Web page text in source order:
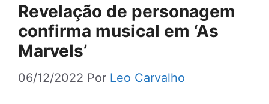
Revelação de personagem
confirma musical em ‘As
Marvels’
06/12/2022 Por Leo Carvalho